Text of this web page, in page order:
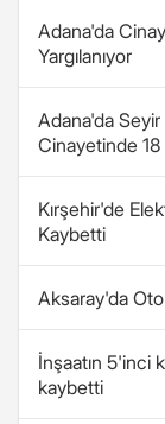
Adana'da
Yargılanıyor
Adana'da
Cinayetinde 18
Kırşehir'de
Kaybetti
Aksaray'da
İnşaatın 5'inci
kaybetti